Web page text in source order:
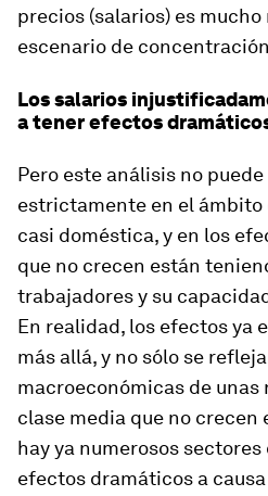
precios (salarios) es
escenario de
Los salarios
a tener efectos
Pero este análisis no
estrictamente en el
casi doméstica, y en los
que no crecen están
trabajadores y su
En realidad, los efectos ya
más allá, y no sólo se
macroeconómicas de
clase media que no crecen
hay ya numerosos
efectos dramáticos a